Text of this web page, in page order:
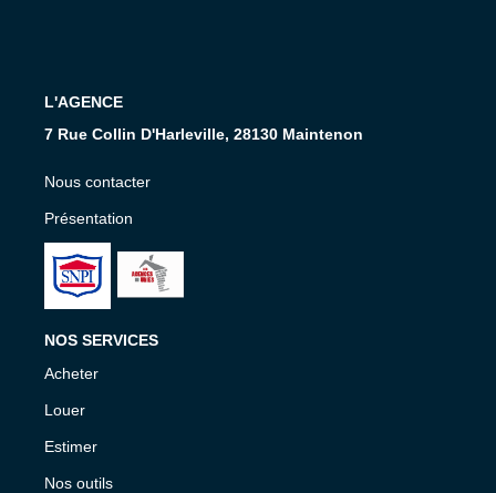
L'AGENCE
7 Rue Collin D'Harleville, 28130 Maintenon
Nous contacter
Présentation
NOS SERVICES
Acheter
Louer
Estimer
Nos outils